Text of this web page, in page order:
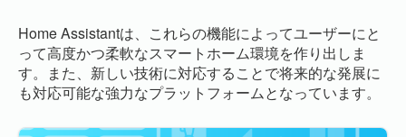
Home Assistantは、これらの機能によってユーザーにと
って高度かつ柔軟なスマートホーム環境を作り出しま
す。また、新しい技術に対応することで将来的な発展に
も対応可能な強力なプラットフォームとなっています。